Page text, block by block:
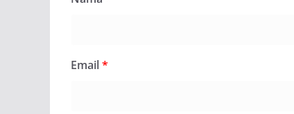
Email*